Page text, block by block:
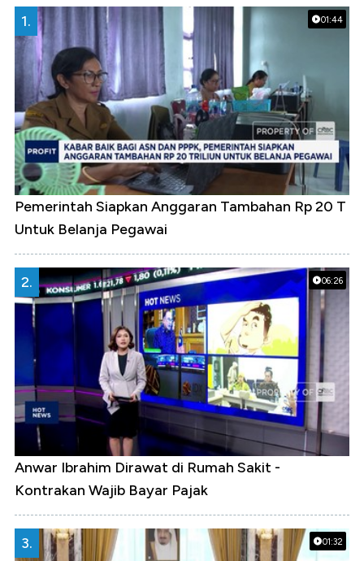
01:44
1.
Pemerintah Siapkan Anggaran Tambahan Rp 20 T
Untuk Belanja Pegawai
06:26
2.
Anwar Ibrahim Dirawat di Rumah Sakit -
Kontrakan Wajib Bayar Pajak
01:32
3.